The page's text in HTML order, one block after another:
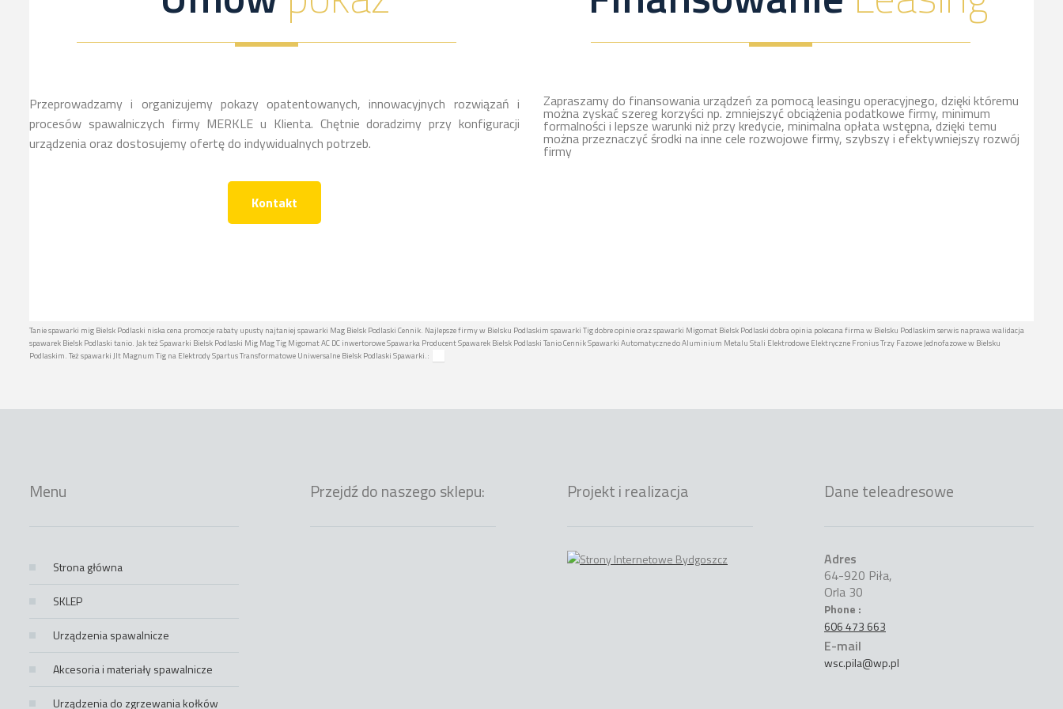
Przeprowadzamy i organizujemy pokazy opatentowanych, innowacyjnych rozwiązań i
procesów spawalniczych firmy MERKLE u Klienta. Chętnie doradzimy przy konfiguracji
urządzenia oraz dostosujemy ofertę do indywidualnych potrzeb.
Kontakt
Zapraszamy do finansowania urządzeń za pomocą leasingu operacyjnego, dzięki któremu
można zyskać szereg korzyści np. zmniejszyć obciążenia podatkowe firmy, minimum
formalności i lepsze warunki niż przy kredycie, minimalna opłata wstępna, dzięki temu
można przeznaczyć środki na inne cele rozwojowe firmy, szybszy i efektywniejszy rozwój
firmy
Tanie spawarki mig Bielsk Podlaski niska cena promocje rabaty upusty najtaniej spawarki Mag Bielsk Podlaski Cennik. Najlepsze firmy w Bielsku Podlaskim spawarki Tig dobre opinie oraz spawarki Migomat Bielsk Podlaski dobra opinia polecana firma w Bielsku Podlaskim serwis naprawa walidacja
spawarek Bielsk Podlaski tanio. Jak też Spawarki Bielsk Podlaski Mig Mag Tig Migomat AC DC inwertorowe Spawarka Producent Spawarek Bielsk Podlaski Tanio Cennik Spawarki Automatyczne do Aluminium Metalu Stali Elektrodowe Elektryczne Fronius Trzy Fazowe Jednofazowe w Bielsku
Podlaskim. Też spawarki Jlt Magnum Tig na Elektrody Spartus Transformatowe Uniwersalne Bielsk Podlaski Spawarki.:
Menu
Strona główna
SKLEP
Urządzenia spawalnicze
Akcesoria i materiały spawalnicze
Urządzenia do zgrzewania kołków
Przejdź do naszego sklepu: Projekt i realizacja Dane teleadresowe
Adres
64-920 Piła,
Orla 30
Phone :
606 473 663
E-mail
wsc.pila@wp.pl